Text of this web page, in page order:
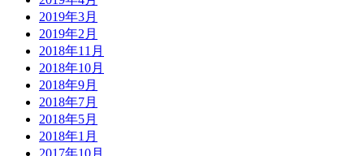
2019年3月
2019年2月
2018年11月
2018年10月
2018年9月
2018年7月
2018年5月
2018年1月